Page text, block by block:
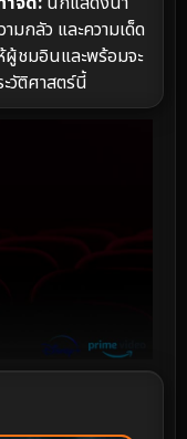
มกลัว และความเด็ด
ผู้ชมอินและพร้อมจะ
วัติศาสตร์นี้